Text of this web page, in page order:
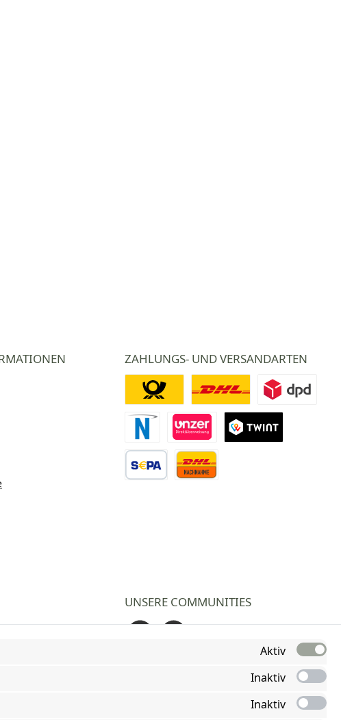
ZAHLUNGS- UND VERSANDARTEN
Novalnet ZahlungDirektüberweisung
Deutsche PostDHL DPD
UNSERE COMMUNITIES
Aktiv
Inaktiv
Inaktiv